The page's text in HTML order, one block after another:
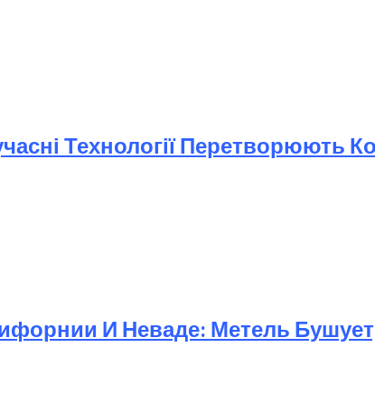
Технології Перетворюють
И Неваде: Метель